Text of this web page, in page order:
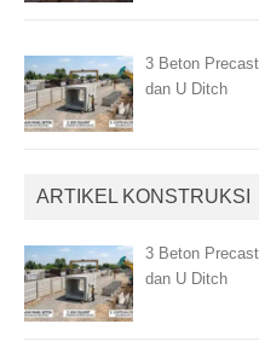
3 Beton
dan U Ditch
ARTIKEL KONSTRUKSI
3 Beton
dan U Ditch